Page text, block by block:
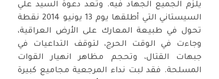
يلزم الجميع الجهاد فيه. وتعد دعوة السيد علي
السيستاني التي أطلقها يوم 13 يونيو 2014 نقطة
تحول في طبيعة المعارك على الأرض العراقية،
وجاءت في الوقت الحرج، لتوقف التداعيات في
جبهات القتال، وتحجم مظاهر انهيار القوات
المسلحة. فقد لبت نداء المرجعية مجاميع كبيرة